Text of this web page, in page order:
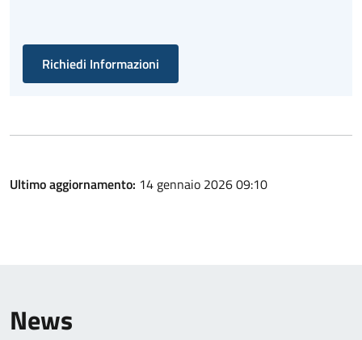
Richiedi Informazioni
Ultimo aggiornamento: 14 gennaio 2026 09:10
News